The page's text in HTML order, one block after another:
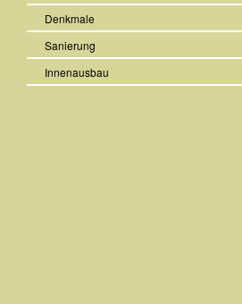
Denkmale
Sanierung
Innenausbau